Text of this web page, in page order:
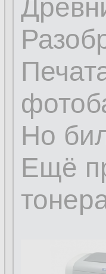
Но
Ещё